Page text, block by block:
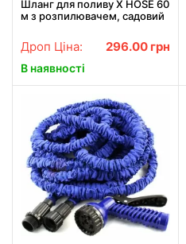
Шланг для поливу X HOSE 60
м з розпилювачем, садовий
для саду
Дроп Ціна: 296.00 грн
В наявності